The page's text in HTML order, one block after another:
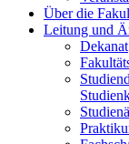
Über die
Leitung und
Dekanat